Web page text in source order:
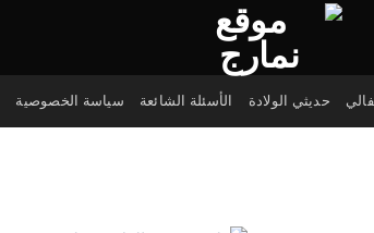
حديثي الولادة الأسئلة الشائعة سياسة الخصوصية